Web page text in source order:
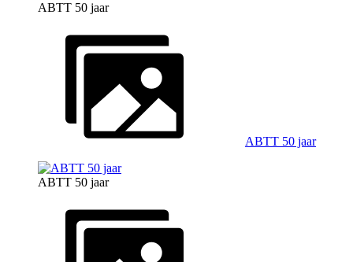
ABTT 50 jaar
ABTT 50 jaar
ABTT 50 jaar